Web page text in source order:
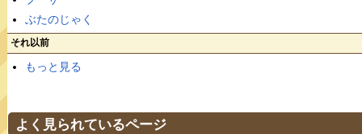
ぶたのじゃく
それ以前
もっと見る
よく見られているページ